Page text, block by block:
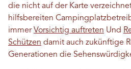
die nicht auf der Karte
hilfsbereiten
immerVorsichtig auftreten Und
Schützen damit auch zukünftige
Generationen die